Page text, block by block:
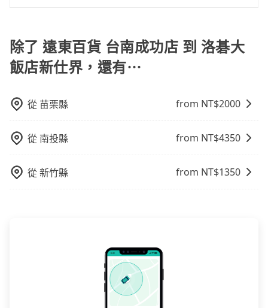
上下車地點仍有段距離，在遇到下雨天或者載行李時，
就顯得非常不便。
按照包車時間和里程、車型來計費，價格在網站上公開
透明，方便客戶可以更加準確地了解行程所需時間和費
用。
除了 遠東百貨 台南成功店 到 洛碁大
飯店新仕界，還有⋯
從 苗栗縣 from NT$2000
從 南投縣 from NT$4350
從新竹縣 from NT$1350